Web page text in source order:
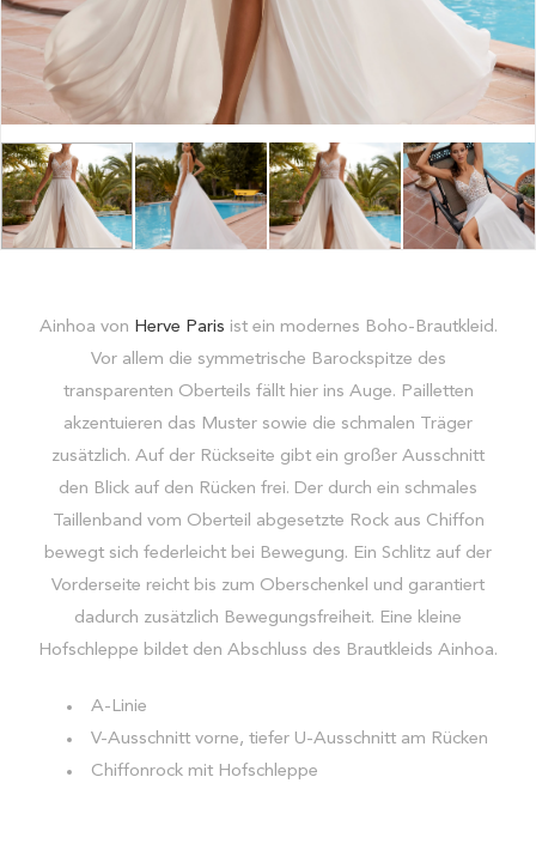
Ainhoa von Herve Paris ist ein modernes Boho-Brautkleid.
Vor allem die symmetrische Barockspitze des
transparenten Oberteils fällt hier ins Auge. Pailletten
akzentuieren das Muster sowie die schmalen Träger
zusätzlich. Auf der Rückseite gibt ein großer Ausschnitt
den Blick auf den Rücken frei. Der durch ein schmales
Taillenband vom Oberteil abgesetzte Rock aus Chiffon
bewegt sich federleicht bei Bewegung. Ein Schlitz auf der
Vorderseite reicht bis zum Oberschenkel und garantiert
dadurch zusätzlich Bewegungsfreiheit. Eine kleine
Hofschleppe bildet den Abschluss des Brautkleids Ainhoa.
A-Linie
V-Ausschnitt vorne, tiefer U-Ausschnitt am Rücken
Chiffonrock mit Hofschleppe